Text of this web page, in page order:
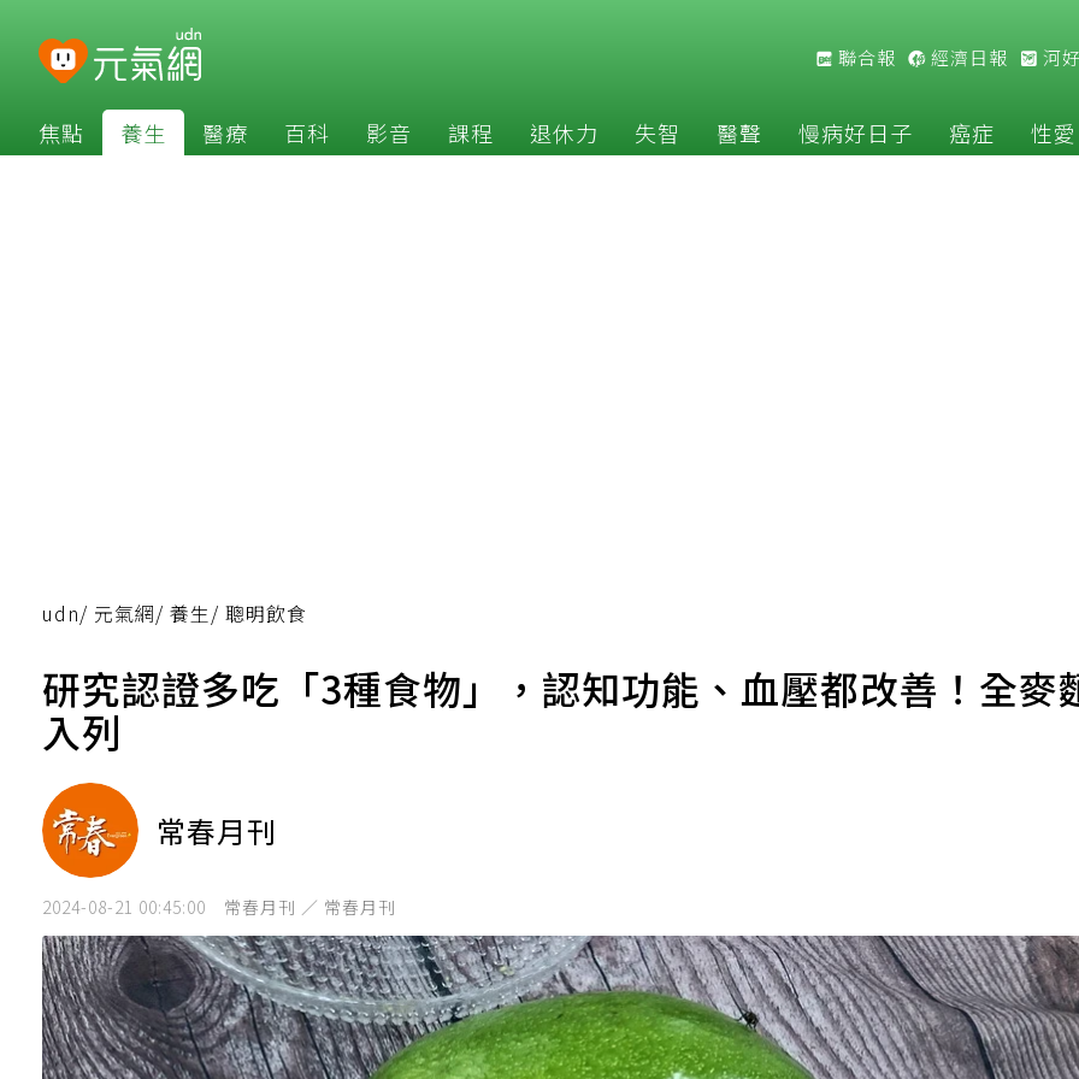
聯合報 經濟日報 河
焦點 養生 醫療 百科 影音 課程 退休力 失智 醫聲 慢病好日子 癌症 性愛
udn/ 元氣網/ 養生/ 聰明飲食
研究認證多吃「3種食物」，認知功能、血壓都改善！全麥
入列
常春月刊
2024-08-21 00:45:00 常春月刊 ／ 常春月刊